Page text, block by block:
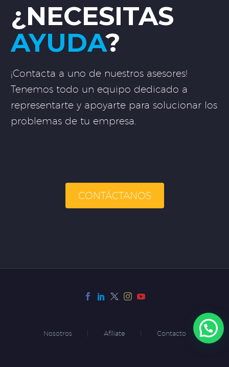
¿NECESITAS
AYUDA?
¡Contacta a uno de nuestros asesores!
Tenemos todo un equipo dedicado a
representarte y apoyarte para solucionar los
problemas de tu empresa.
CONTÁCTANOS
Nosotros Afíliate Contacto